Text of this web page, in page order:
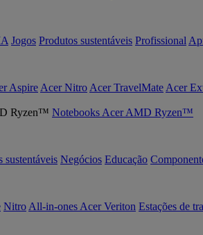
Jogos Produtos sustentáveis Profissional
Aspire Acer Nitro Acer TravelMate Acer
Notebooks Acer AMD Ryzen™
sustentáveis Negócios Educação
Nitro All-in-ones Acer Veriton Estações de